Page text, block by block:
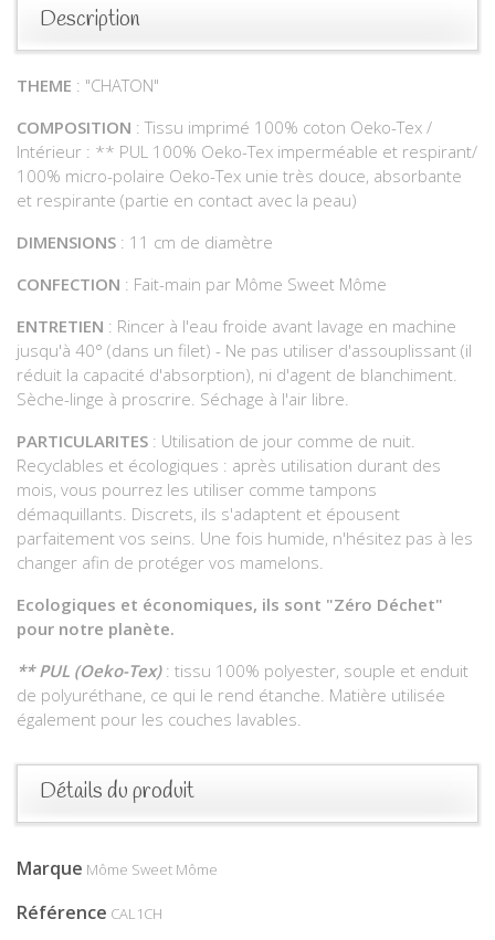
Description
THEME : "CHATON"
COMPOSITION : Tissu imprimé 100% coton Oeko-Tex /
Intérieur : ** PUL 100% Oeko-Tex imperméable et respirant/
100% micro-polaire Oeko-Tex unie très douce, absorbante
et respirante (partie en contact avec la peau)
DIMENSIONS : 11 cm de diamètre
CONFECTION : Fait-main par Môme Sweet Môme
ENTRETIEN : Rincer à l'eau froide avant lavage en machine
jusqu'à 40° (dans un filet) - Ne pas utiliser d'assouplissant (il
réduit la capacité d'absorption), ni d'agent de blanchiment.
Sèche-linge à proscrire. Séchage à l'air libre.
PARTICULARITES : Utilisation de jour comme de nuit.
Recyclables et écologiques : après utilisation durant des
mois, vous pourrez les utiliser comme tampons
démaquillants. Discrets, ils s'adaptent et épousent
parfaitement vos seins. Une fois humide, n'hésitez pas à les
changer afin de protéger vos mamelons.
Ecologiques et économiques, ils sont "Zéro Déchet"
pour notre planète.
** PUL (Oeko-Tex) : tissu 100% polyester, souple et enduit
de polyuréthane, ce qui le rend étanche. Matière utilisée
également pour les couches lavables.
Détails du produit
Marque Môme Sweet Môme
Référence CAL1CH